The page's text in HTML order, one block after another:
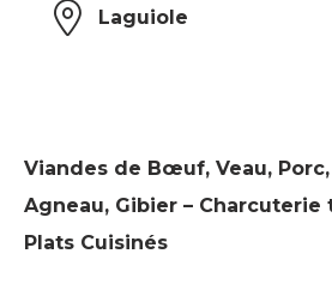
Laguiole
Viandes de Bœuf, Veau,
Agneau, Gibier –
Plats Cuisinés